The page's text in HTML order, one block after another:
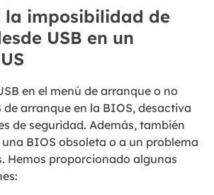
la imposibilidad de
USB en un
en el menú de arranque o no
de arranque en la BIOS, desactiva
de seguridad. Además, también
una BIOS obsoleta o a un problema
Hemos proporcionado algunas